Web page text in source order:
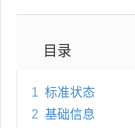
目录
1 标准状态
2 基础信息